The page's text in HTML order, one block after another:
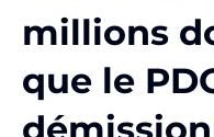
millions
que le